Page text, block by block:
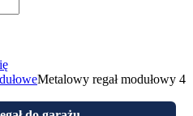
Metalowy regał modułowy 4